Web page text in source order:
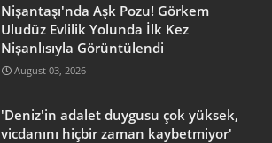
Nişantaşı'nda Aşk Pozu! Görkem
Uludüz Evlilik Yolunda İlk Kez
Nişanlısıyla Görüntülendi
August 03, 2026
'Deniz'in adalet duygusu çok yüksek,
vicdanını hiçbir zaman kaybetmiyor'